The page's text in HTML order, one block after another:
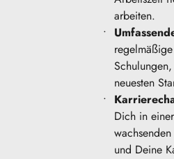
arbeiten.
neuesten
Dich in
und Deine